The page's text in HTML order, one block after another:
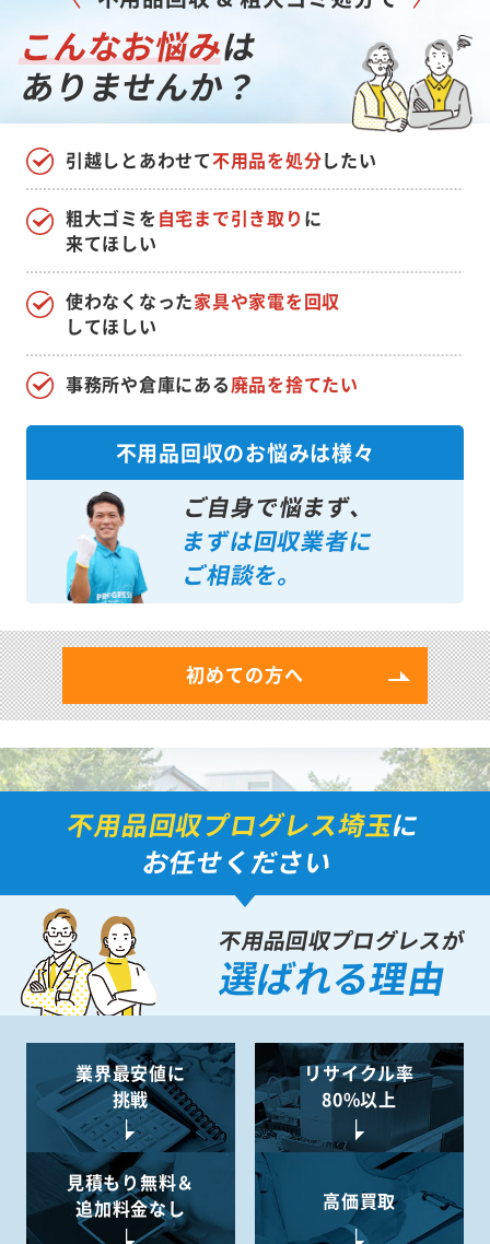
こんなお悩みは
ありませんか？
引越しとあわせて不用品を処分したい
使わなくなった家具や家電を回収
してほしい
粗大ゴミを自宅まで引き取り に
来てほしい
事務所や倉庫にある廃品を捨てたい
不用品回収のお悩みは様々
ご自身で悩まず、
まずは回収業者に
ご相談を。
初めての方へ
不用品回収プログレス埼玉に
お任せください
不用品回収プログレスが
選ばれる理由
業界最安値に
挑戦
リサイクル率
80%以上
見積もり無料＆
追加料金なし
高価買取